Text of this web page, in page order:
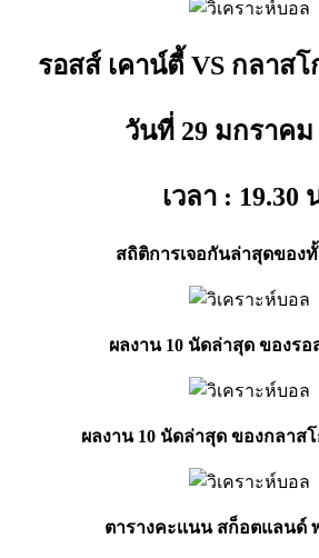
รอสส์ เคาน์ตี้ VS กลาสโ
วันที่ 29 มกราคม
เวลา : 19.30
สถิติการเจอกันล่าสุดของ
ผลงาน 10 นัดล่าสุด ของรอ
ผลงาน 10 นัดล่าสุด ของกลาสโ
ตารางคะเเนน สก็อตแลนด์